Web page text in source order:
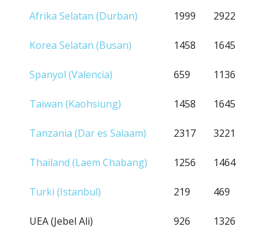
Afrika Selatan (Durban) 1999 2922
Korea Selatan (Busan) 1458 1645
Spanyol (Valencia) 659 1136
Taiwan (Kaohsiung) 1458 1645
Tanzania (Dar es Salaam) 2317 3221
Thailand (Laem Chabang) 1256 1464
Turki (Istanbul) 219 469
UEA (Jebel Ali) 926 1326